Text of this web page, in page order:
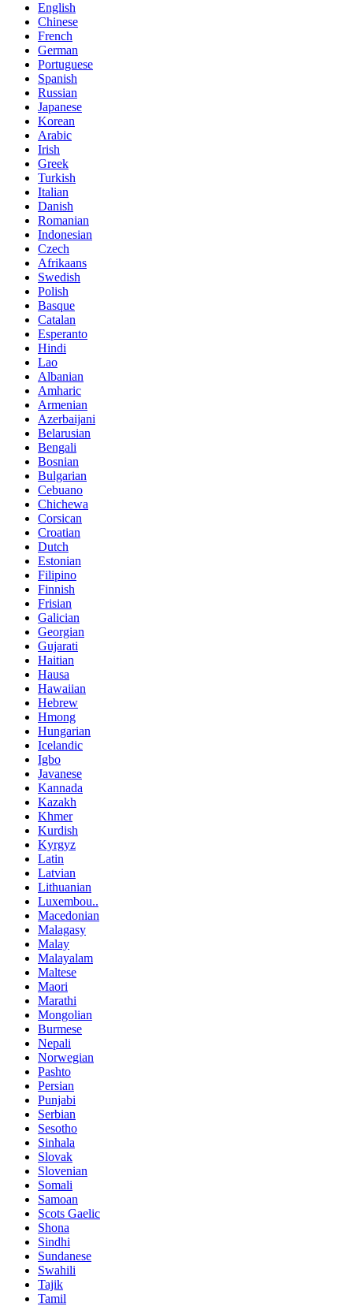
English
Chinese
French
German
Portuguese
Spanish
Russian
Japanese
Korean
Arabic
Irish
Greek
Turkish
Italian
Danish
Romanian
Indonesian
Czech
Afrikaans
Swedish
Polish
Basque
Catalan
Esperanto
Hindi
Lao
Albanian
Amharic
Armenian
Azerbaijani
Belarusian
Bengali
Bosnian
Bulgarian
Cebuano
Chichewa
Corsican
Croatian
Dutch
Estonian
Filipino
Finnish
Frisian
Galician
Georgian
Gujarati
Haitian
Hausa
Hawaiian
Hebrew
Hmong
Hungarian
Icelandic
Igbo
Javanese
Kannada
Kazakh
Khmer
Kurdish
Kyrgyz
Latin
Latvian
Lithuanian
Luxembou..
Macedonian
Malagasy
Malay
Malayalam
Maltese
Maori
Marathi
Mongolian
Burmese
Nepali
Norwegian
Pashto
Persian
Punjabi
Serbian
Sesotho
Sinhala
Slovak
Slovenian
Somali
Samoan
Scots Gaelic
Shona
Sindhi
Sundanese
Swahili
Tajik
Tamil